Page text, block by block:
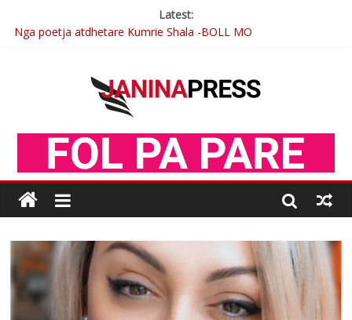
Latest:
Nga poetja atdhetare Kumrie Shala -BOLL MO
Çlirimtari Mentor Mushkolaj nderohet me mirenjohje nga
Xhevdet Qeriqi Dega e invalidëve në Fushë Kosovë
Postim me vlera nga artistja e mirëfilltë Mimoza Gjoni